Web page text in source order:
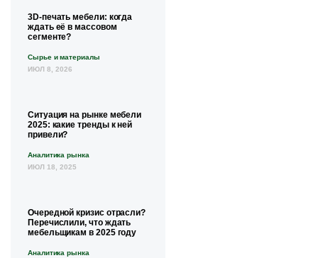
3D-печать мебели: когда
ждать её в массовом
сегменте?
Сырье и материалы
ИЮЛ 8, 2026
Ситуация на рынке мебели
2025: какие тренды к ней
привели?
Аналитика рынка
ИЮЛ 18, 2025
Очередной кризис отрасли?
Перечислили, что ждать
мебельщикам в 2025 году
Аналитика рынка